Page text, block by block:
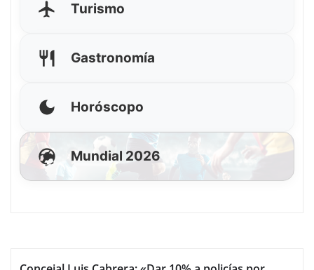
Turismo
Gastronomía
Horóscopo
Mundial 2026